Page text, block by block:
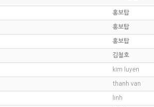
홍보탑
홍보탑
홍보탑
김철호
kim luyen
thanh van
linh